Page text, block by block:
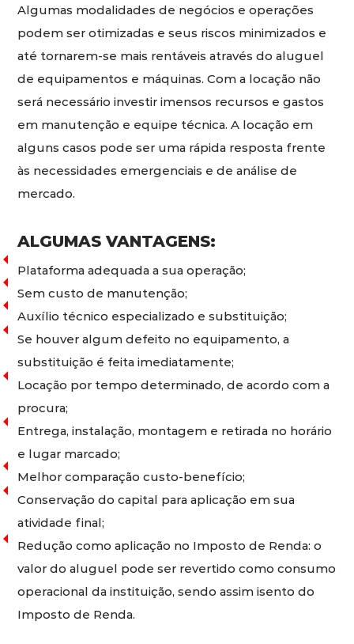
Algumas modalidades de negócios e operações
podem ser otimizadas e seus riscos minimizados e
até tornarem-se mais rentáveis através do aluguel
de equipamentos e máquinas. Com a locação não
será necessário investir imensos recursos e gastos
em manutenção e equipe técnica. A locação em
alguns casos pode ser uma rápida resposta frente
às necessidades emergenciais e de análise de
mercado.
ALGUMAS VANTAGENS:
Plataforma adequada a sua operação;
Sem custo de manutenção;
Auxílio técnico especializado e substituição;
Se houver algum defeito no equipamento, a
substituição é feita imediatamente;
Locação por tempo determinado, de acordo com a
procura;
Entrega, instalação, montagem e retirada no horário
e lugar marcado;
Melhor comparação custo-benefício;
Conservação do capital para aplicação em sua
atividade final;
Redução como aplicação no Imposto de Renda: o
valor do aluguel pode ser revertido como consumo
operacional da instituição, sendo assim isento do
Imposto de Renda.